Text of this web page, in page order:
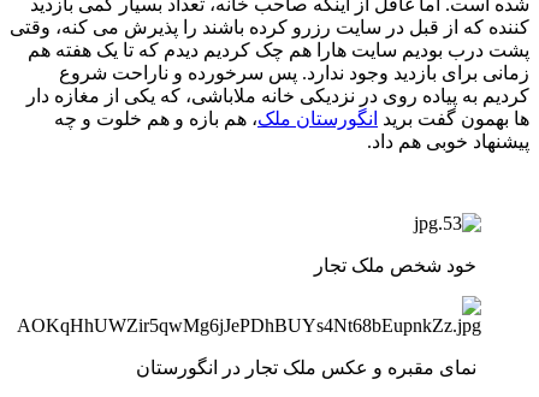
کننده که از قبل در سایت رزرو کرده باشند را پذیرش می کنه، وقتی
پشت درب بودیم سایت هارا هم چک کردیم دیدم که تا یک هفته هم
زمانی برای بازدید وجود ندارد. پس سرخورده و ناراحت شروع
کردیم به پیاده روی در نزدیکی خانه ملاباشی، که یکی از مغازه دار
ها بهمون گفت برید انگورستان ملک، هم بازه و هم خلوت و چه
پیشنهاد خوبی هم داد.
خود شخص ملک تجار
نمای مقبره و عکس ملک تجار در انگورستان